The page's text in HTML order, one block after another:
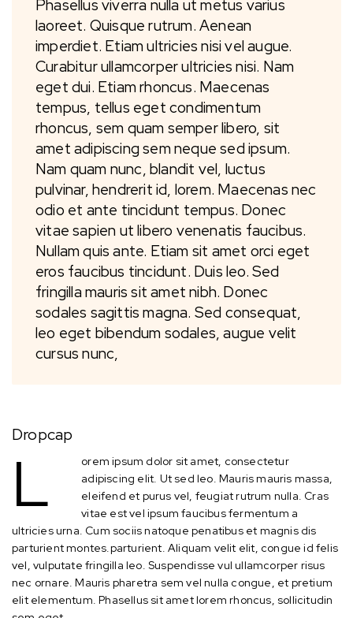
Phasellus viverra nulla ut metus varius
laoreet. Quisque rutrum. Aenean
imperdiet. Etiam ultricies nisi vel augue.
Curabitur ullamcorper ultricies nisi. Nam
eget dui. Etiam rhoncus. Maecenas
tempus, tellus eget condimentum
rhoncus, sem quam semper libero, sit
amet adipiscing sem neque sed ipsum.
Nam quam nunc, blandit vel, luctus
pulvinar, hendrerit id, lorem. Maecenas nec
odio et ante tincidunt tempus. Donec
vitae sapien ut libero venenatis faucibus.
Nullam quis ante. Etiam sit amet orci eget
eros faucibus tincidunt. Duis leo. Sed
fringilla mauris sit amet nibh. Donec
sodales sagittis magna. Sed consequat,
leo eget bibendum sodales, augue velit
cursus nunc,
Dropcap
L
orem ipsum dolor sit amet, consectetur
adipiscing elit. Ut sed leo. Mauris mauris massa,
eleifend et purus vel, feugiat rutrum nulla. Cras
vitae est vel ipsum faucibus fermentum a
ultricies urna. Cum sociis natoque penatibus et magnis dis
parturient montes.parturient. Aliquam velit elit, congue id felis
vel, vulputate fringilla leo. Suspendisse vul ullamcorper risus
nec ornare. Mauris pharetra sem vel nulla congue, et pretium
elit elementum. Phasellus sit amet lorem rhoncus, sollicitudin